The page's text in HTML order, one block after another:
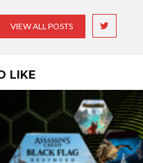
VIEW ALL POSTS
LIKE